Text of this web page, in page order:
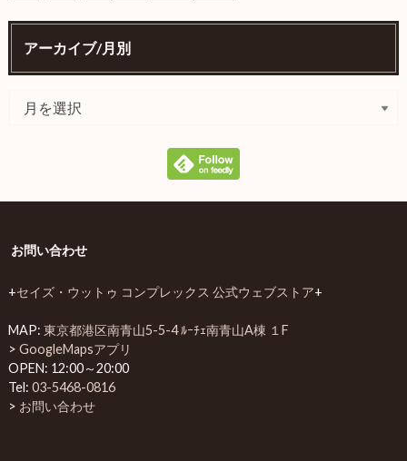
アーカイブ/月別
お問い合わせ
+セイズ・ウットゥ コンプレックス 公式ウェブストア+
MAP: 東京都港区南青山5-5-4 ﾙｰﾁｪ南青山A棟 １F
> GoogleMapsアプリ
OPEN: 12:00～20:00
Tel: 03-5468-0816
> お問い合わせ